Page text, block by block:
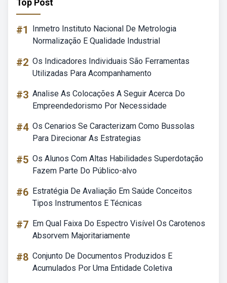
Top Post
#1
Inmetro Instituto Nacional De Metrologia
Normalização E Qualidade Industrial
#2 Os Indicadores Individuais São Ferramentas
Utilizadas Para Acompanhamento
#3 Analise As Colocações A Seguir Acerca Do
Empreendedorismo Por Necessidade
#4 Os Cenarios Se Caracterizam Como Bussolas
Para Direcionar As Estrategias
#5 Os Alunos Com Altas Habilidades Superdotação
Fazem Parte Do Público-alvo
#6 Estratégia De Avaliação Em Saúde Conceitos
Tipos Instrumentos E Técnicas
#7 Em Qual Faixa Do Espectro Visível Os Carotenos
Absorvem Majoritariamente
#8 Conjunto De Documentos Produzidos E
Acumulados Por Uma Entidade Coletiva